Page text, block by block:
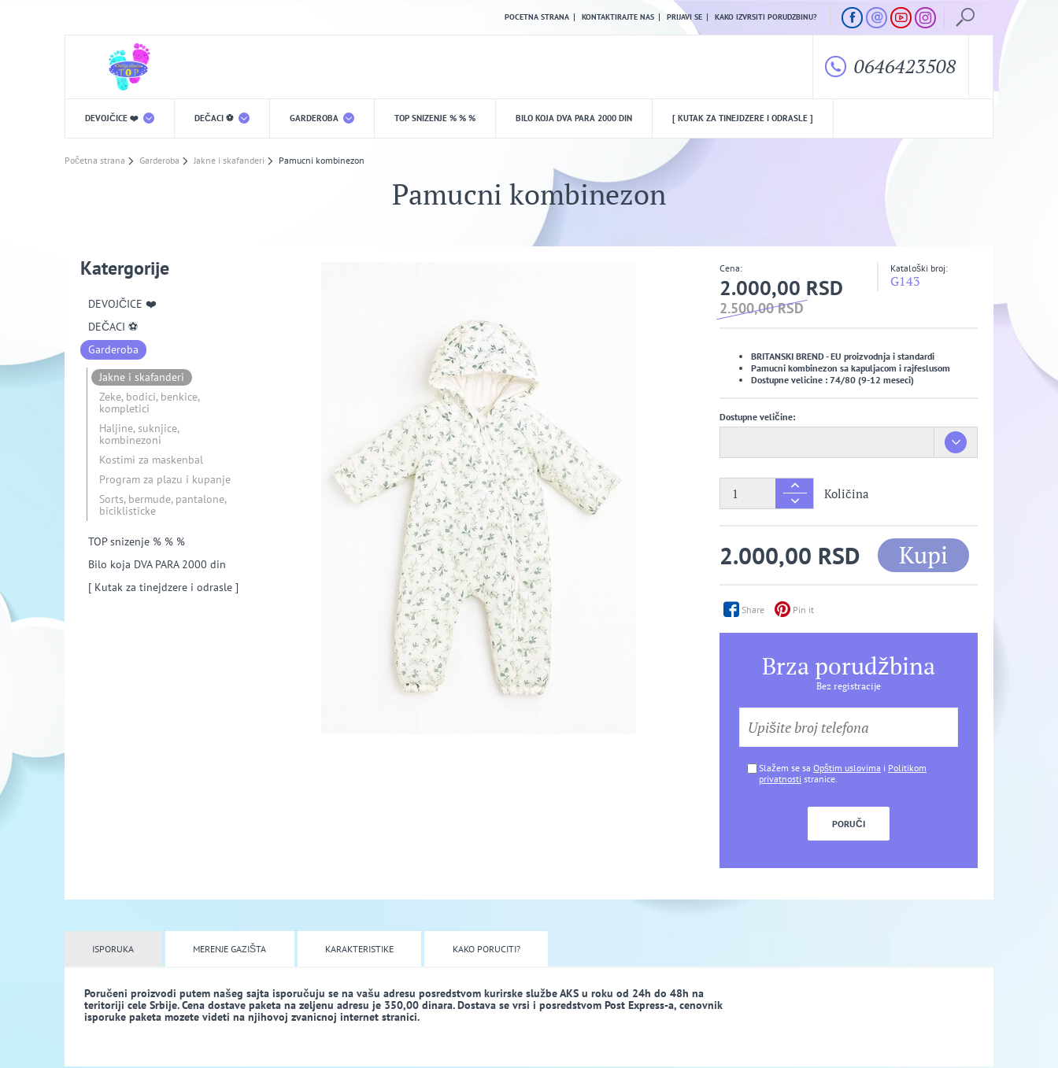
POCETNA STRANA KONTAKTIRAJTE NAS PRIJAVI SE KAKO IZVRSITI PORUDZBINU?
0646423508
DEVOJČICE ❤️ DEČACI ⚽️ GARDEROBA TOP SNIZENJE % % % BILO KOJA DVA PARA 2000 DIN [ KUTAK ZA TINEJDZERE I ODRASLE ]
Početna strana Garderoba Jakne i skafanderi Pamucni kombinezon
Pamucni kombinezon
Katergorije
DEVOJČICE ❤️
DEČACI ⚽️
Garderoba
Jakne i skafanderi
Zeke, bodici, benkice,
kompletici
Haljine, suknjice,
kombinezoni
Kostimi za maskenbal
Program za plazu i kupanje
Sorts, bermude, pantalone,
biciklisticke
TOP snizenje % % %
Bilo koja DVA PARA 2000 din
[ Kutak za tinejdzere i odrasle ]
Cena:
2.000,00 RSD
2.500,00 RSD
Kataloški broj:
G143
BRITANSKI BREND - EU proizvodnja i standardi
Pamucni kombinezon sa kapuljacom i rajfeslusom
Dostupne velicine : 74/80 (9-12 meseci)
Dostupne veličine:
Količina
2.000,00 RSD Kupi
Share Pin it
Brza porudžbina
Bez registracije
Slažem se sa Opštim uslovima i Politikom
privatnosti stranice.
ISPORUKA MERENJE GAZIŠTA KARAKTERISTIKE KAKO PORUCITI?
Poručeni proizvodi putem našeg sajta isporučuju se na vašu adresu posredstvom kurirske službe AKS u roku od 24h do 48h na
teritoriji cele Srbije. Cena dostave paketa na zeljenu adresu je 350,00 dinara. Dostava se vrsi i posredstvom Post Express-a, cenovnik
isporuke paketa mozete videti na njihovoj zvanicnoj internet stranici.